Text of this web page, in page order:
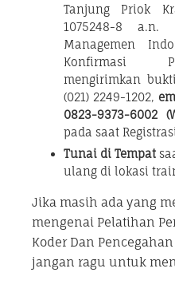
Tanjung Priok
1075248-8 a.n.
Managemen
Konfirmasi
mengirimkan
(021) 2249-1202,
0823-9373-6002
pada saat
Tunai di Tempat
ulang di lokasi
Jika masih ada yang
mengenai Pelatihan
Koder Dan
jangan ragu untuk